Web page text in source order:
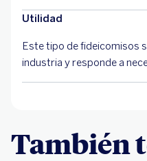
Utilidad
Este tipo de fideicomisos
industria y responde a
También